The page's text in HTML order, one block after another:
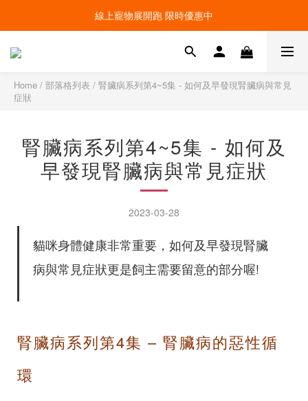
線上寵物展開跑 限時優惠中
線上寵物展開跑 限時優惠中
加入會員，現領100元購物金 ! 立即登入
Home / 部落格列表 / 腎臟病系列第4~5集 - 如何及早發現腎臟病與常見
症狀
腎臟病系列第4~5集 - 如何及
早發現腎臟病與常見症狀
2023-03-28
貓咪身體健康非常重要，如何及早發現腎臟
病與常見症狀更是飼主需要留意的部分喔!
腎臟病系列第4集 – 腎臟病的惡性循
環